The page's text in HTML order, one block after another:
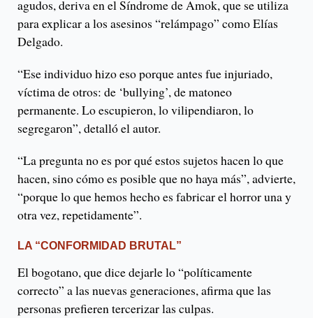
agudos, deriva en el Síndrome de Amok, que se utiliza
para explicar a los asesinos “relámpago” como Elías
Delgado.
“Ese individuo hizo eso porque antes fue injuriado,
víctima de otros: de ‘bullying’, de matoneo
permanente. Lo escupieron, lo vilipendiaron, lo
segregaron”, detalló el autor.
“La pregunta no es por qué estos sujetos hacen lo que
hacen, sino cómo es posible que no haya más”, advierte,
“porque lo que hemos hecho es fabricar el horror una y
otra vez, repetidamente”.
LA “CONFORMIDAD BRUTAL”
El bogotano, que dice dejarle lo “políticamente
correcto” a las nuevas generaciones, afirma que las
personas prefieren tercerizar las culpas.